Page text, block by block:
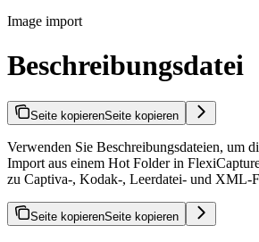
Image import
Beschreibungsdatei
Seite kopierenSeite kopieren
Verwenden Sie Beschreibungsdateien, um
Import aus einem Hot Folder in
zu Captiva-, Kodak-, Leerdatei- und XML-
Seite kopierenSeite kopieren